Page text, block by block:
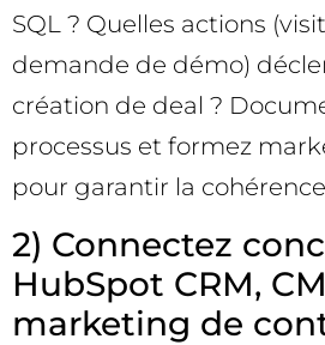
SQL ? Quelles actions
demande de démo)
création de deal ?
processus et formez
pour garantir la
2) Connectez
HubSpot CRM,
marketing de